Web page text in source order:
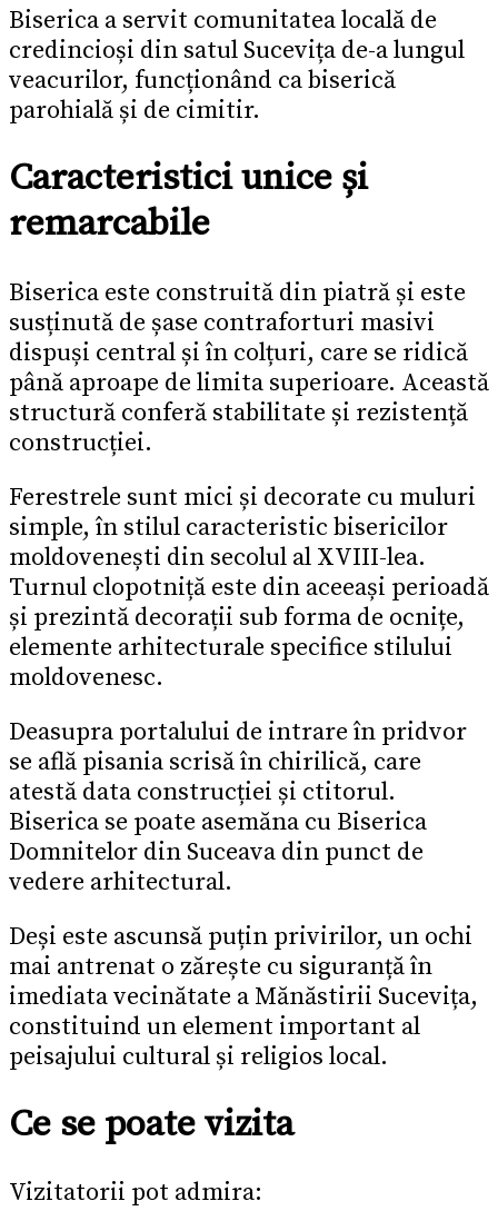
Biserica a servit comunitatea locală de
credincioși din satul Sucevița de-a lungul
veacurilor, funcționând ca biserică
parohială și de cimitir.
Caracteristici unice și
remarcabile
Biserica este construită din piatră și este
susținută de șase contraforturi masivi
dispuși central și în colțuri, care se ridică
până aproape de limita superioare. Această
structură conferă stabilitate și rezistență
construcției.
Ferestrele sunt mici și decorate cu muluri
simple, în stilul caracteristic bisericilor
moldovenești din secolul al XVIII-lea.
Turnul clopotniță este din aceeași perioadă
și prezintă decorații sub forma de ocnițe,
elemente arhitecturale specifice stilului
moldovenesc.
Deasupra portalului de intrare în pridvor
se află pisania scrisă în chirilică, care
atestă data construcției și ctitorul.
Biserica se poate asemăna cu Biserica
Domnitelor din Suceava din punct de
vedere arhitectural.
Deși este ascunsă puțin privirilor, un ochi
mai antrenat o zărește cu siguranță în
imediata vecinătate a Mănăstirii Sucevița,
constituind un element important al
peisajului cultural și religios local.
Ce se poate vizita
Vizitatorii pot admira: